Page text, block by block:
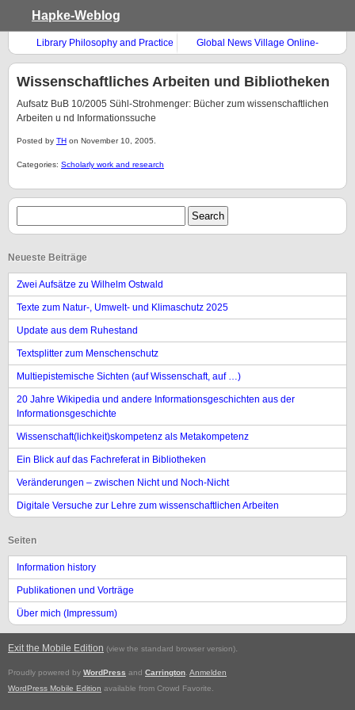
Hapke-Weblog
Library Philosophy and Practice
Global News Village Online-
Tutorial
Wissenschaftliches Arbeiten und Bibliotheken
Aufsatz BuB 10/2005 Sühl-Strohmenger: Bücher zum wissenschaftlichen
Arbeiten u nd Informationssuche
Posted by TH on November 10, 2005.
Categories: Scholarly work and research
Neueste Beiträge
Zwei Aufsätze zu Wilhelm Ostwald
Texte zum Natur-, Umwelt- und Klimaschutz 2025
Update aus dem Ruhestand
Textsplitter zum Menschenschutz
Multiepistemische Sichten (auf Wissenschaft, auf …)
20 Jahre Wikipedia und andere Informationsgeschichten aus der
Informationsgeschichte
Wissenschaft(lichkeit)skompetenz als Metakompetenz
Ein Blick auf das Fachreferat in Bibliotheken
Veränderungen – zwischen Nicht und Noch-Nicht
Digitale Versuche zur Lehre zum wissenschaftlichen Arbeiten
Seiten
Information history
Publikationen und Vorträge
Über mich (Impressum)
Exit the Mobile Edition (view the standard browser version).
Proudly powered by WordPress and Carrington Anmelden
WordPress Mobile Edition available from Crowd Favorite.